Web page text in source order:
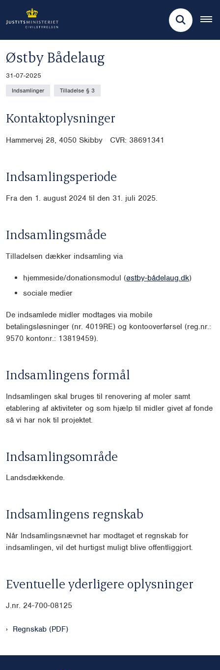
Østby Bådelaug
31-07-2025
Indsamlinger Tilladelse § 3
Kontaktoplysninger
Hammervej 28, 4050 Skibby CVR: 38691341
Indsamlingsperiode
Fra den 1. august 2024 til den 31. juli 2025.
Indsamlingsmåde
Tilladelsen dækker indsamling via
hjemmeside/donationsmodul (østby-bådelaug.dk)
sociale medier
De indsamlede midler modtages via mobile
betalingsløsninger (nr. 4019RE) og kontooverførsel (reg.nr.:
9570 kontonr.: 13819459).
Indsamlingens formål
Indsamlingen skal bruges til renovering af moler samt
etablering af aktiviteter og som hjælp til midler givet af fonde
så vi har nok til projektet.
Indsamlingsområde
Landsdækkende.
Indsamlingens regnskab
Når Indsamlingsnævnet har modtaget et regnskab for
indsamlingen, vil det hurtigst muligt blive offentliggjort.
Eventuelle yderligere oplysninger
J.nr. 24-700-08125
Regnskab (PDF)